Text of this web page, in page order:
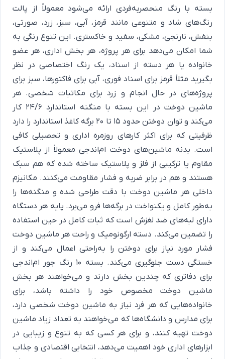
بسته با رنگ منحصربه‌فردی ارائه می‌شود معمولاً از پالت
رنگ‌های شاد و متنوعی مانند قرمز، آبی، سبز، زرد، صورتی،
بنفش، نارنجی، مشکی، سفید و خاکستری. این تنوع رنگی به
شما امکان می‌دهد برای هر پروژه، هر بخش اداری، هر عضو
خانواده یا هر دسته از اسناد، یک رنگ اختصاصی در نظر
بگیرید مثلاً قرمز برای اسناد فوری، آبی برای فاکتورها، سبز برای
پروژه‌های در حال انجام و زرد برای مکاتبات شخصی. هر
ماشین دوخت در این بسته با منگنه استاندارد 24/6 کار
می‌کند و توان دوختن حدود 15 تا 20 برگه کاغذ استاندارد را دارد
ظرفیتی که برای اکثر کارهای روزمره اداری و تحصیلی کافی
است. بدنه ماشین‌های دوخت ام‌اندجی معمولاً از پلاستیک
مقاوم یا ترکیبی از فلز و پلاستیک ساخته شده که هم سبک
هستند و هم در برابر ضربه و فشار مقاومت می‌کنند. مکانیزم
داخلی هر ماشین دوخت با دقت طراحی شده و منگنه‌ها را
به‌طور کامل و یکنواخت در برگه‌ها فرو می‌برد. پایه هر دستگاه
دارای لبه‌های ضد لغزش است که ثبات کامل در حین استفاده
را تضمین می‌کند. دسته ارگونومیک و راحت هر ماشین دوخت
فشار مورد نیاز برای دوختن را به‌راحتی اعمال می‌کند و از
خستگی دست جلوگیری می‌کند. بسته 10 رنگ جور ام‌اندجی
برای دفاتری که چندین بخش دارند و می‌خواهند هر بخش
ماشین دوخت مخصوص خود را داشته باشد، برای
خانواده‌هایی که هر فرد نیاز به ماشین دوخت شخصی دارد،
برای مدارس و دانشگاه‌ها که می‌خواهند به تعداد زیاد ماشین
دوخت تهیه کنند، و برای هر کسی که به تنوع و زیبایی در
ابزارهای اداری خود اهمیت می‌دهد، انتخابی اقتصادی و جذاب